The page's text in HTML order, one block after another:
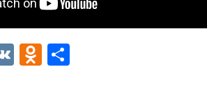
VK Odnoklassniki